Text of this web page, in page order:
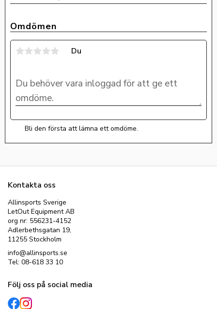
Omdömen
Du
Bli den första att lämna ett omdöme.
Kontakta oss
Allinsports Sverige
LetOut Equipment AB
org nr: 556231-4152
Adlerbethsgatan 19,
11255 Stockholm
info@allinsports.se
Tel: 08-618 33 10
Följ oss på social media